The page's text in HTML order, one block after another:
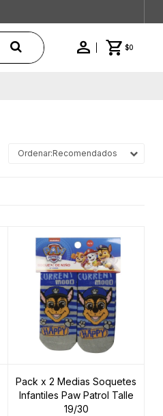
$0
Recomendados
Pack x 2 Medias Soquetes
Infantiles Paw Patrol Talle
19/30